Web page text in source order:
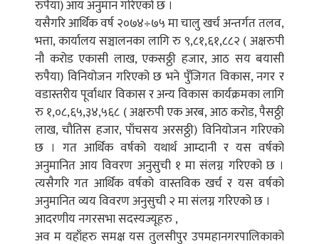
रुपैया) आय अनुमान गरिएको छ ।
यसैगरि आर्थिक वर्ष २०७४÷७५ मा चालु खर्च अन्तर्गत तलव,
भत्ता, कार्यालय सञ्चालनका लागि रु ९,८१,६१,८८२ ( अक्षरुपी
नौ करोड एकासी लाख, एकसठ्ठी हजार, आठ सय बयासी
रुपैया) विनियोजन गरिएको छ भने पुँजिगत विकास, नगर र
वडास्तरीय पूर्वाधार विकास र अन्य विकास कार्यक्रमका लागि
रु १,०८,६५,३४,५६८ ( अक्षरुपी एक अरब, आठ करोड, पैसठ्ठी
लाख, चौतिस हजार, पाँचसय अरसठ्ठी) विनियोजन गरिएको
छ । गत आर्थिक वर्षको यथार्थ आम्दानी र यस वर्षको
अनुमानित आय विवरण अनुसुची १ मा संलग्न गरिएको छ ।
त्यसैगरि गत आर्थिक वर्षको वास्तविक खर्च र यस वर्षको
अनुमानित व्यय विवरण अनुसुची २ मा संलग्न गरिएको छ ।
आदरणीय नगरसभा सदस्यज्यूहरु ,
अव म यहाँहरु समक्ष यस तुलसीपुर उपमहानगरपालिकाको